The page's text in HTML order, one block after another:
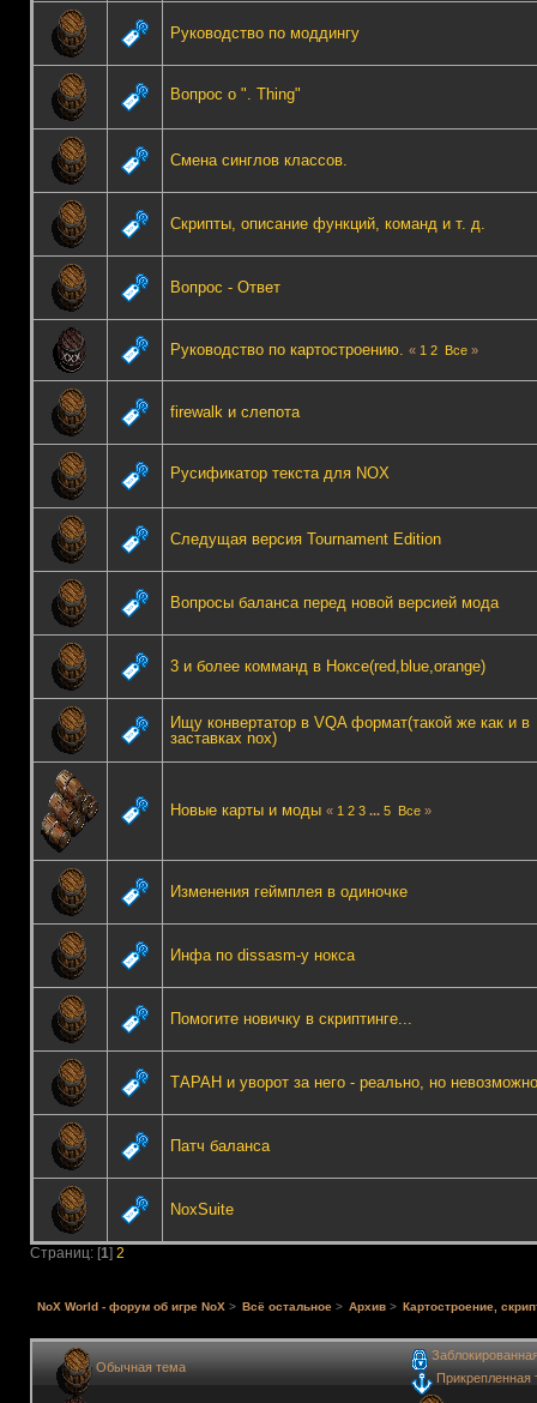
Руководство по моддингу
Вопрос о ". Thing"
Смена синглов классов.
Скрипты, описание функций, команд и т. д.
Вопрос - Ответ
Руководство по картостроению. « 1 2 Все»
firewalk и слепота
Русификатор текста для NOX
Следущая версия Tournament Edition
Вопросы баланса перед новой версией мода
3 и более комманд в Ноксе(red,blue,orange)
Ищу конвертатор в VQA формат(такой же как и в
заставках nox)
Новые карты и моды « 1 2 3 ... 5 Все»
Изменения геймплея в одиночке
Инфа по dissasm-у нокса
Помогите новичку в скриптинге...
ТАРАН и уворот за него - реально, но
Патч баланса
NoxSuite
Страниц: [1] 2
NoX World - форум об игре NoX> Всё остальное > Архив > Картостроение,
Обычная тема
Прикрепленная